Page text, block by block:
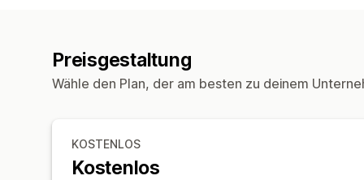
Preisgestaltung
Wähle den Plan, der am besten zu deinem
KOSTENLOS
Kostenlos